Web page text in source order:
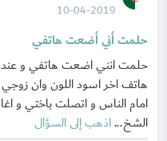
10-04-2019
حلمت أني أضعت هاتفي
حلمت انني اضعت هاتفي و
هاتف اخر اسود اللون وان
امام الناس و اتصلت باختي و
الشخ...اذهب إلى السؤال